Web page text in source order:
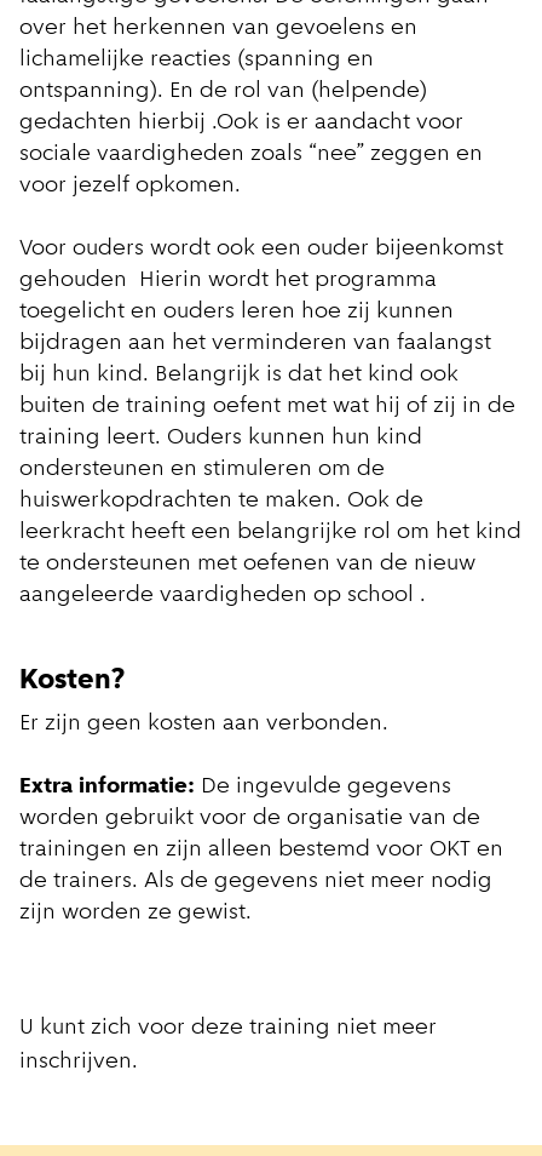
over het herkennen van gevoelens en
lichamelijke reacties (spanning en
ontspanning). En de rol van (helpende)
gedachten hierbij .Ook is er aandacht voor
sociale vaardigheden zoals “nee” zeggen en
voor jezelf opkomen.
Voor ouders wordt ook een ouder bijeenkomst
gehouden Hierin wordt het programma
toegelicht en ouders leren hoe zij kunnen
bijdragen aan het verminderen van faalangst
bij hun kind. Belangrijk is dat het kind ook
buiten de training oefent met wat hij of zij in de
training leert. Ouders kunnen hun kind
ondersteunen en stimuleren om de
huiswerkopdrachten te maken. Ook de
leerkracht heeft een belangrijke rol om het kind
te ondersteunen met oefenen van de nieuw
aangeleerde vaardigheden op school .
Kosten?
Er zijn geen kosten aan verbonden.
Extra informatie: De ingevulde gegevens
worden gebruikt voor de organisatie van de
trainingen en zijn alleen bestemd voor OKT en
de trainers. Als de gegevens niet meer nodig
zijn worden ze gewist.
U kunt zich voor deze training niet meer
inschrijven.